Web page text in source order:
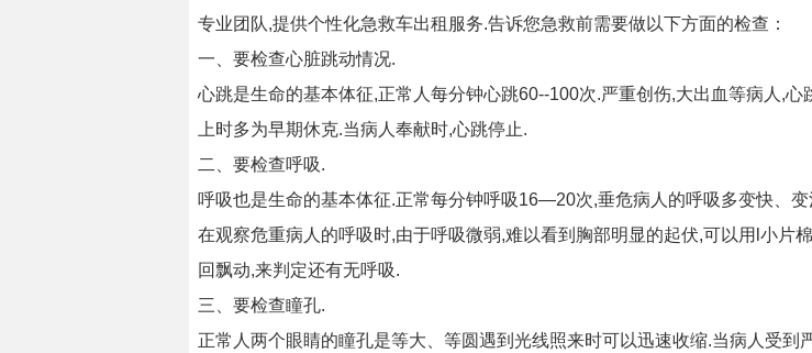
专业团队,提供个性化急救车出租服务.告诉您急救前需要做以下方面的检查：
一、要检查心脏跳动情况.
心跳是生命的基本体征,正常人每分钟心跳60--100次.严重创伤,大出血等病人,
上时多为早期休克.当病人奉献时,心跳停止.
二、要检查呼吸.
呼吸也是生命的基本体征.正常每分钟呼吸16—20次,垂危病人的呼吸多变快、
在观察危重病人的呼吸时,由于呼吸微弱,难以看到胸部明显的起伏,可以用l小片
回飘动,来判定还有无呼吸.
三、要检查瞳孔.
正常人两个眼睛的瞳孔是等大、等圆遇到光线照来时可以迅速收缩.当病人受